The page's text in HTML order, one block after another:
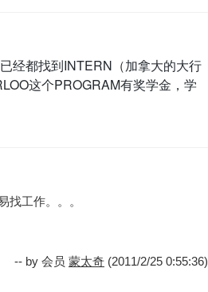
经都找到INTERN（加拿大的大行
这个PROGRAM有奖学金，学
找工作。。。
-- by 会员 蒙太奇 (2011/2/25 0:55:36)